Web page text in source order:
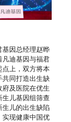
因总经理赵晔
迪基因与福君
上，双方将本
同打造出生缺
及医院在优生
儿基因组筛查
儿的出生缺陷
现健康中国优